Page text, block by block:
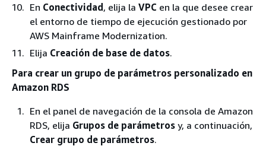
En Conectividad, elija la VPC en la que desee crear
el entorno de tiempo de ejecución gestionado por
AWS Mainframe Modernization.
Elija Creación de base de datos.
Para crear un grupo de parámetros personalizado en
Amazon RDS
En el panel de navegación de la consola de Amazon
RDS, elija Grupos de parámetros y, a continuación,
Crear grupo de parámetros.